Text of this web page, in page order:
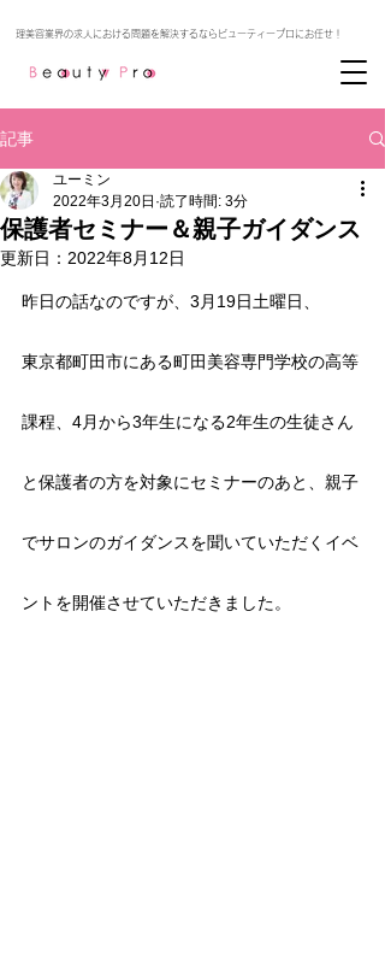
記事
保護者セミナー＆親子ガイダンス
ユーミン
2022年3月20日 読了時間: 3分
更新日： 2022年8月12日
昨日の話なのですが、3月19日土曜日、
東京都町田市にある町田美容専門学校の高等
課程、4月から3年生になる2年生の生徒さん
と保護者の方を対象にセミナーのあと、親子
でサロンのガイダンスを聞いていただくイベ
ントを開催させていただきました。